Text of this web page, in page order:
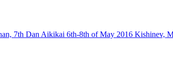
7th Dan Aikikai 6th-8th of May 2016 Kishinev,